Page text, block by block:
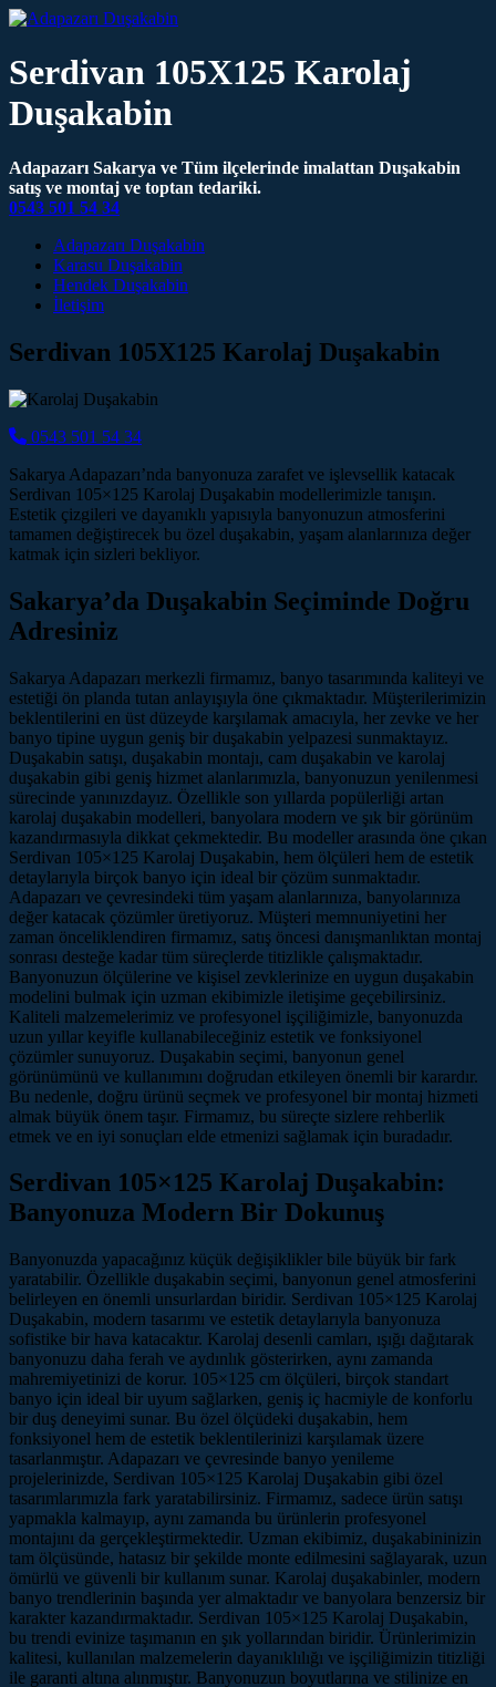
Serdivan 105X125 Karolaj
Duşakabin
Adapazarı Sakarya ve Tüm ilçelerinde imalattan Duşakabin
satış ve montaj ve toptan tedariki.
0543 501 54 34
Main Navigation
Adapazarı Duşakabin
Karasu Duşakabin
Hendek Duşakabin
İletişim
Serdivan 105X125 Karolaj Duşakabin
0543 501 54 34
Sakarya Adapazarı’nda banyonuza zarafet ve işlevsellik katacak
Serdivan 105×125 Karolaj Duşakabin modellerimizle tanışın.
Estetik çizgileri ve dayanıklı yapısıyla banyonuzun atmosferini
tamamen değiştirecek bu özel duşakabin, yaşam alanlarınıza değer
katmak için sizleri bekliyor.
Sakarya’da Duşakabin Seçiminde Doğru
Adresiniz
Sakarya Adapazarı merkezli firmamız, banyo tasarımında kaliteyi ve
estetiği ön planda tutan anlayışıyla öne çıkmaktadır. Müşterilerimizin
beklentilerini en üst düzeyde karşılamak amacıyla, her zevke ve her
banyo tipine uygun geniş bir duşakabin yelpazesi sunmaktayız.
Duşakabin satışı, duşakabin montajı, cam duşakabin ve karolaj
duşakabin gibi geniş hizmet alanlarımızla, banyonuzun yenilenmesi
sürecinde yanınızdayız. Özellikle son yıllarda popülerliği artan
karolaj duşakabin modelleri, banyolara modern ve şık bir görünüm
kazandırmasıyla dikkat çekmektedir. Bu modeller arasında öne çıkan
Serdivan 105×125 Karolaj Duşakabin, hem ölçüleri hem de estetik
detaylarıyla birçok banyo için ideal bir çözüm sunmaktadır.
Adapazarı ve çevresindeki tüm yaşam alanlarınıza, banyolarınıza
değer katacak çözümler üretiyoruz. Müşteri memnuniyetini her
zaman önceliklendiren firmamız, satış öncesi danışmanlıktan montaj
sonrası desteğe kadar tüm süreçlerde titizlikle çalışmaktadır.
Banyonuzun ölçülerine ve kişisel zevklerinize en uygun duşakabin
modelini bulmak için uzman ekibimizle iletişime geçebilirsiniz.
Kaliteli malzemelerimiz ve profesyonel işçiliğimizle, banyonuzda
uzun yıllar keyifle kullanabileceğiniz estetik ve fonksiyonel
çözümler sunuyoruz. Duşakabin seçimi, banyonun genel
görünümünü ve kullanımını doğrudan etkileyen önemli bir karardır.
Bu nedenle, doğru ürünü seçmek ve profesyonel bir montaj hizmeti
almak büyük önem taşır. Firmamız, bu süreçte sizlere rehberlik
etmek ve en iyi sonuçları elde etmenizi sağlamak için buradadır.
Serdivan 105×125 Karolaj Duşakabin:
Banyonuza Modern Bir Dokunuş
Banyonuzda yapacağınız küçük değişiklikler bile büyük bir fark
yaratabilir. Özellikle duşakabin seçimi, banyonun genel atmosferini
belirleyen en önemli unsurlardan biridir. Serdivan 105×125 Karolaj
Duşakabin, modern tasarımı ve estetik detaylarıyla banyonuza
sofistike bir hava katacaktır. Karolaj desenli camları, ışığı dağıtarak
banyonuzu daha ferah ve aydınlık gösterirken, aynı zamanda
mahremiyetinizi de korur. 105×125 cm ölçüleri, birçok standart
banyo için ideal bir uyum sağlarken, geniş iç hacmiyle de konforlu
bir duş deneyimi sunar. Bu özel ölçüdeki duşakabin, hem
fonksiyonel hem de estetik beklentilerinizi karşılamak üzere
tasarlanmıştır. Adapazarı ve çevresinde banyo yenileme
projelerinizde, Serdivan 105×125 Karolaj Duşakabin gibi özel
tasarımlarımızla fark yaratabilirsiniz. Firmamız, sadece ürün satışı
yapmakla kalmayıp, aynı zamanda bu ürünlerin profesyonel
montajını da gerçekleştirmektedir. Uzman ekibimiz, duşakabininizin
tam ölçüsünde, hatasız bir şekilde monte edilmesini sağlayarak, uzun
ömürlü ve güvenli bir kullanım sunar. Karolaj duşakabinler, modern
banyo trendlerinin başında yer almaktadır ve banyolara benzersiz bir
karakter kazandırmaktadır. Serdivan 105×125 Karolaj Duşakabin,
bu trendi evinize taşımanın en şık yollarından biridir. Ürünlerimizin
kalitesi, kullanılan malzemelerin dayanıklılığı ve işçiliğimizin titizliği
ile garanti altına alınmıştır. Banyonuzun boyutlarına ve stilinize en